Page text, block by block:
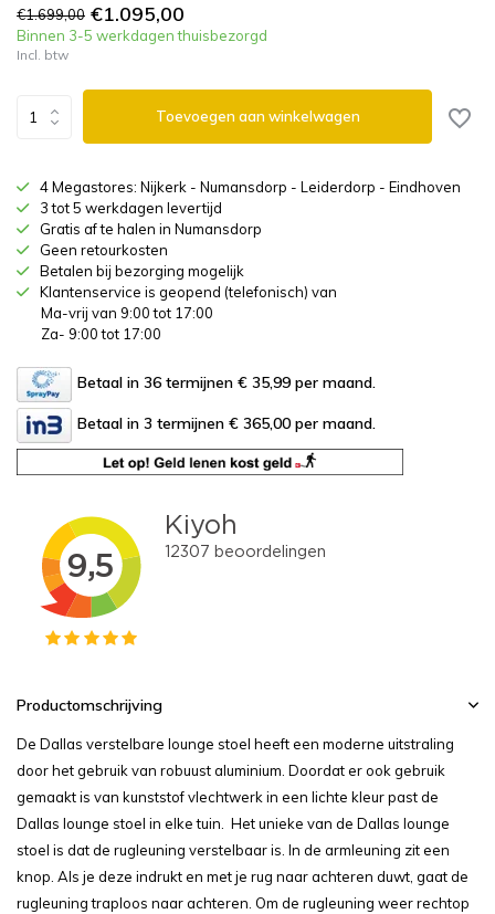
€1.699,00 €1.095,00
Binnen 3-5 werkdagen thuisbezorgd
Incl. btw
Toevoegen aan winkelwagen
4 Megastores: Nijkerk - Numansdorp - Leiderdorp - Eindhoven
3 tot 5 werkdagen levertijd
Gratis af te halen in Numansdorp
Geen retourkosten
Betalen bij bezorging mogelijk
Klantenservice is geopend (telefonisch) van
Ma-vrij van 9:00 tot 17:00
Za- 9:00 tot 17:00
Betaal in 36 termijnen € 35,99 per maand.
Betaal in 3 termijnen € 365,00 per maand.
Productomschrijving
De Dallas verstelbare lounge stoel heeft een moderne uitstraling
door het gebruik van robuust aluminium. Doordat er ook gebruik
gemaakt is van kunststof vlechtwerk in een lichte kleur past de
Dallas lounge stoel in elke tuin. Het unieke van de Dallas lounge
stoel is dat de rugleuning verstelbaar is. In de armleuning zit een
knop. Als je deze indrukt en met je rug naar achteren duwt, gaat de
rugleuning traploos naar achteren. Om de rugleuning weer rechtop